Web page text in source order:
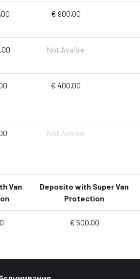
€ 900,00
Not Avaible
€ 400,00
Not Avaible
Van
Deposito with Super Van
Protection
€ 500,00